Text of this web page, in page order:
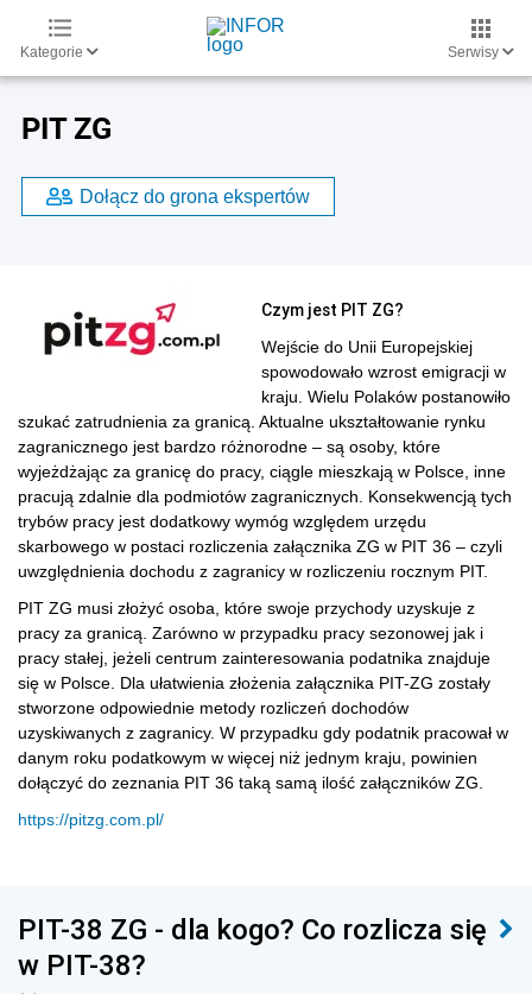
Kategorie Serwisy
PIT ZG
Dołącz do grona ekspertów
Czym jest PIT ZG?
Wejście do Unii Europejskiej
spowodowało wzrost emigracji w
kraju. Wielu Polaków postanowiło
szukać zatrudnienia za granicą. Aktualne ukształtowanie rynku
zagranicznego jest bardzo różnorodne – są osoby, które
wyjeżdżając za granicę do pracy, ciągle mieszkają w Polsce, inne
pracują zdalnie dla podmiotów zagranicznych. Konsekwencją tych
trybów pracy jest dodatkowy wymóg względem urzędu
skarbowego w postaci rozliczenia załącznika ZG w PIT 36 – czyli
uwzględnienia dochodu z zagranicy w rozliczeniu rocznym PIT.
PIT ZG musi złożyć osoba, które swoje przychody uzyskuje z
pracy za granicą. Zarówno w przypadku pracy sezonowej jak i
pracy stałej, jeżeli centrum zainteresowania podatnika znajduje
się w Polsce. Dla ułatwienia złożenia załącznika PIT-ZG zostały
stworzone odpowiednie metody rozliczeń dochodów
uzyskiwanych z zagranicy. W przypadku gdy podatnik pracował w
danym roku podatkowym w więcej niż jednym kraju, powinien
dołączyć do zeznania PIT 36 taką samą ilość załączników ZG.
https://pitzg.com.pl/
PIT-38 ZG - dla kogo? Co rozlicza się
w PIT-38?